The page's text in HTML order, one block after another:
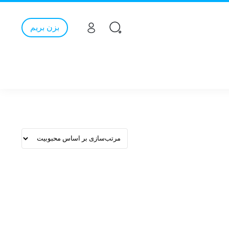
بزن بریم